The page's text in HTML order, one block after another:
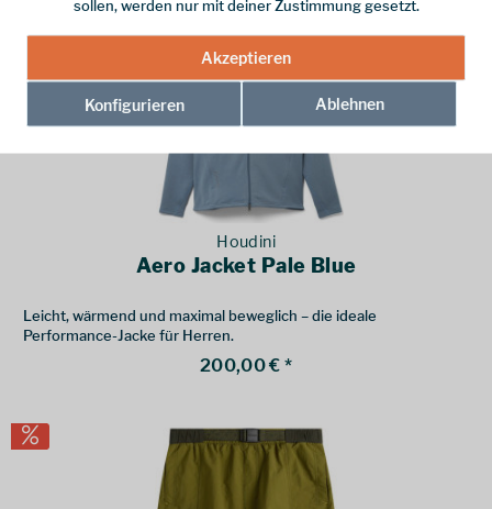
Houdini
Aero Jacket Pale Blue
Leicht, wärmend und maximal beweglich – die ideale
Performance-Jacke für Herren.
200,00 € *
sollen, werden nur mit deiner Zustimmung gesetzt.
Akzeptieren
Konfigurieren Ablehnen